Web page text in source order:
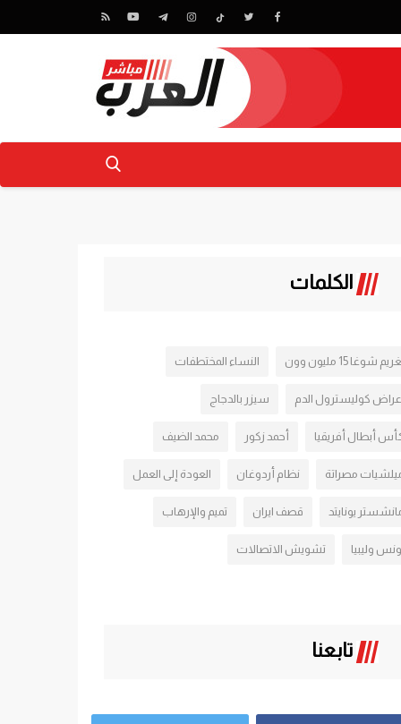
الكلمات
شوغا 15 مليون وون النساء المختطفات
كوليسترول الدم سيزر بالدجاج
أبطال أفريقيا أحمد زكور محمد الضيف
مصراتة نظام أردوغان العودة إلى العمل
يونايتد قصف ايران تميم والإرهاب
وليبيا تشويش الاتصالات
تابعنا